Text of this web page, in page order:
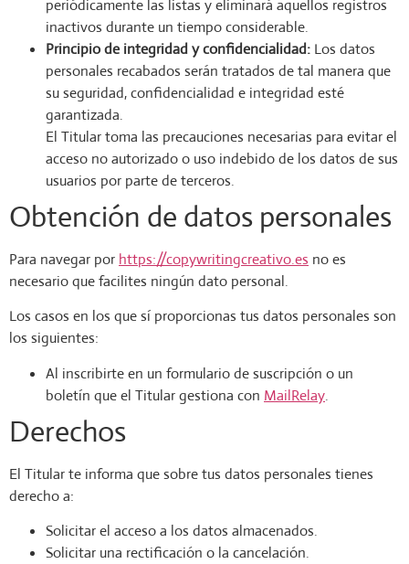
periódicamente las listas y eliminará aquellos registros
inactivos durante un tiempo considerable.
Principio de integridad y confidencialidad: Los datos
personales recabados serán tratados de tal manera que
su seguridad, confidencialidad e integridad esté
garantizada.
El Titular toma las precauciones necesarias para evitar el
acceso no autorizado o uso indebido de los datos de sus
usuarios por parte de terceros.
Obtención de datos personales
Para navegar por https://copywritingcreativo.es no es
necesario que facilites ningún dato personal.
Los casos en los que sí proporcionas tus datos personales son
los siguientes:
Al inscribirte en un formulario de suscripción o un
boletín que el Titular gestiona con MailRelay.
Derechos
El Titular te informa que sobre tus datos personales tienes
derecho a:
Solicitar el acceso a los datos almacenados.
Solicitar una rectificación o la cancelación.